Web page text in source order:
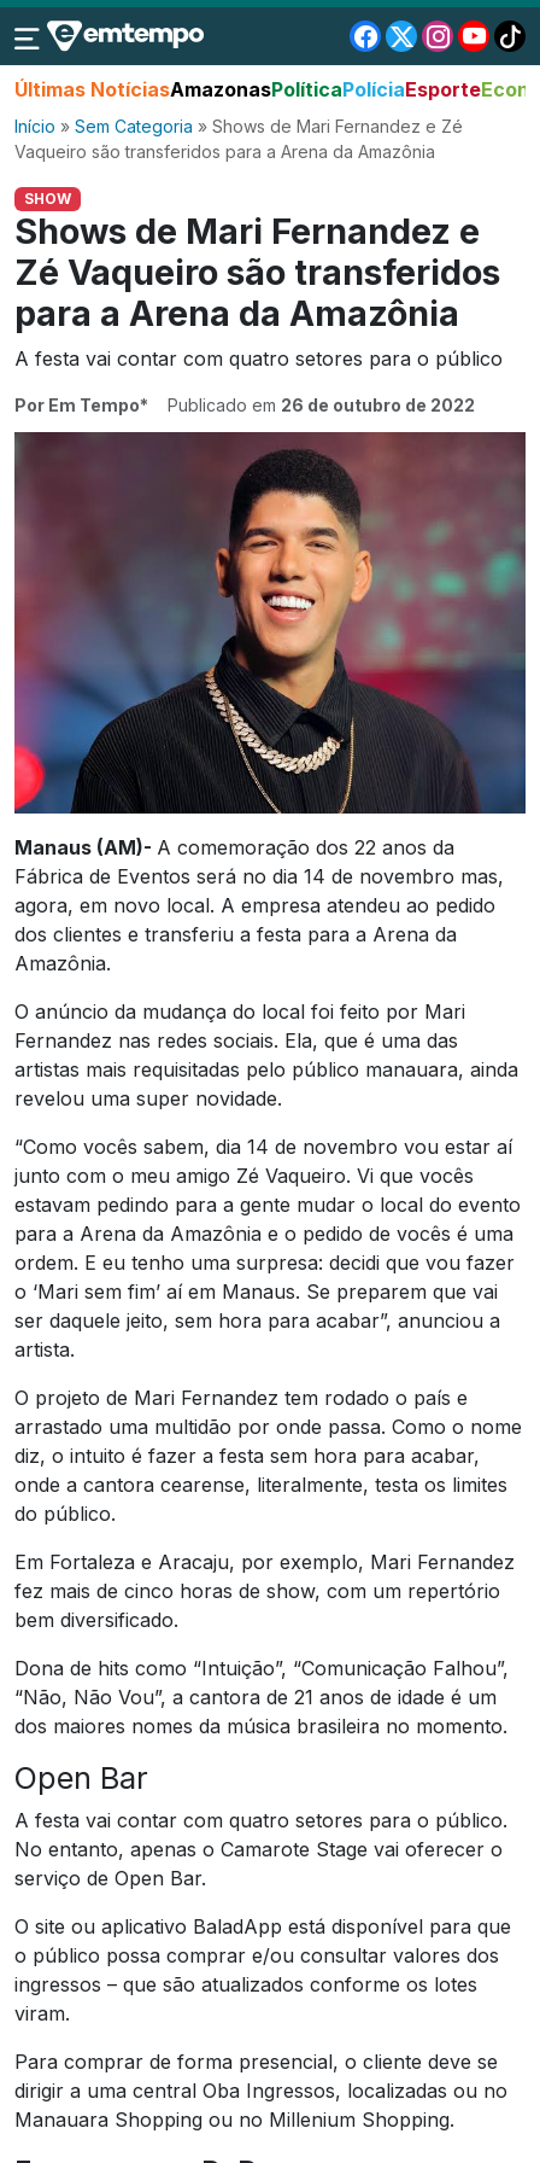
Últimas NotíciasAmazonasPolíticaPolíciaEsporte
Início » Sem Categoria » Shows de Mari Fernandez e Zé
Vaqueiro são transferidos para a Arena da Amazônia
SHOW
Shows de Mari Fernandez e
Zé Vaqueiro são transferidos
para a Arena da Amazônia
A festa vai contar com quatro setores para o público
Por Em Tempo* Publicado em 26 de outubro de 2022
Manaus (AM)- A comemoração dos 22 anos da
Fábrica de Eventos será no dia 14 de novembro mas,
agora, em novo local. A empresa atendeu ao pedido
dos clientes e transferiu a festa para a Arena da
Amazônia.
O anúncio da mudança do local foi feito por Mari
Fernandez nas redes sociais. Ela, que é uma das
artistas mais requisitadas pelo público manauara, ainda
revelou uma super novidade.
“Como vocês sabem, dia 14 de novembro vou estar aí
junto com o meu amigo Zé Vaqueiro. Vi que vocês
estavam pedindo para a gente mudar o local do evento
para a Arena da Amazônia e o pedido de vocês é uma
ordem. E eu tenho uma surpresa: decidi que vou fazer
o ‘Mari sem fim’ aí em Manaus. Se preparem que vai
ser daquele jeito, sem hora para acabar”, anunciou a
artista.
O projeto de Mari Fernandez tem rodado o país e
arrastado uma multidão por onde passa. Como o nome
diz, o intuito é fazer a festa sem hora para acabar,
onde a cantora cearense, literalmente, testa os limites
do público.
Em Fortaleza e Aracaju, por exemplo, Mari Fernandez
fez mais de cinco horas de show, com um repertório
bem diversificado.
Dona de hits como “Intuição”, “Comunicação Falhou”,
“Não, Não Vou”, a cantora de 21 anos de idade é um
dos maiores nomes da música brasileira no momento.
Open Bar
A festa vai contar com quatro setores para o público.
No entanto, apenas o Camarote Stage vai oferecer o
serviço de Open Bar.
O site ou aplicativo BaladApp está disponível para que
o público possa comprar e/ou consultar valores dos
ingressos – que são atualizados conforme os lotes
viram.
Para comprar de forma presencial, o cliente deve se
dirigir a uma central Oba Ingressos, localizadas ou no
Manauara Shopping ou no Millenium Shopping.